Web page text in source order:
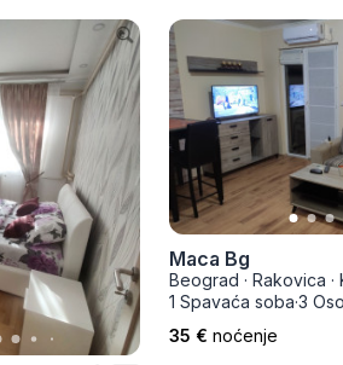
Maca Bg
Beograd · Rakovica ·
1 Spavaća soba·3
35 € noćenje